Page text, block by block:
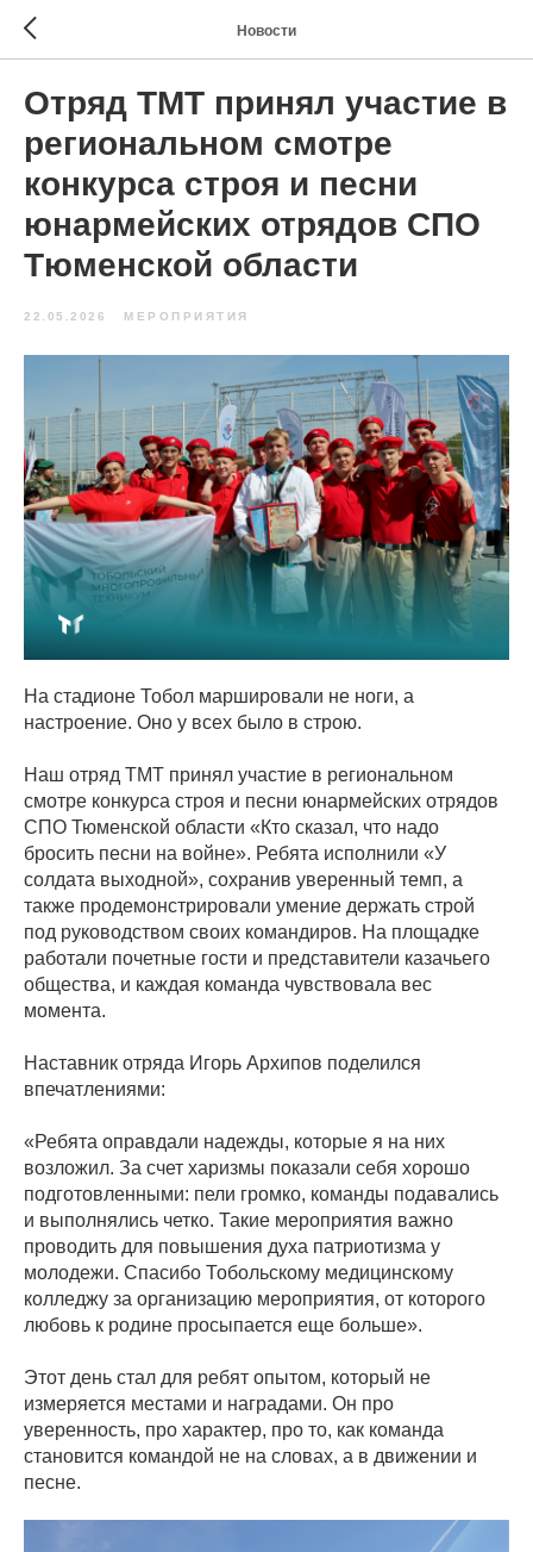
Новости
Отряд ТМТ принял участие в
региональном смотре
конкурса строя и песни
юнармейских отрядов СПО
Тюменской области
22.05.2026 МЕРОПРИЯТИЯ
На стадионе Тобол маршировали не ноги, а
настроение. Оно у всех было в строю.
Наш отряд ТМТ принял участие в региональном
смотре конкурса строя и песни юнармейских отрядов
СПО Тюменской области «Кто сказал, что надо
бросить песни на войне». Ребята исполнили «У
солдата выходной», сохранив уверенный темп, а
также продемонстрировали умение держать строй
под руководством своих командиров. На площадке
работали почетные гости и представители казачьего
общества, и каждая команда чувствовала вес
момента.
Наставник отряда Игорь Архипов поделился
впечатлениями:
«Ребята оправдали надежды, которые я на них
возложил. За счет харизмы показали себя хорошо
подготовленными: пели громко, команды подавались
и выполнялись четко. Такие мероприятия важно
проводить для повышения духа патриотизма у
молодежи. Спасибо Тобольскому медицинскому
колледжу за организацию мероприятия, от которого
любовь к родине просыпается еще больше».
Этот день стал для ребят опытом, который не
измеряется местами и наградами. Он про
уверенность, про характер, про то, как команда
становится командой не на словах, а в движении и
песне.